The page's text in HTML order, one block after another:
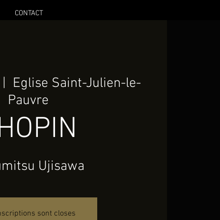
CONTACT
Eglise Saint-Julien-le-
Pauvre
Ujisawa
sont closes